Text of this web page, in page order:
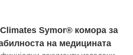
Symor® комора за
на медицината